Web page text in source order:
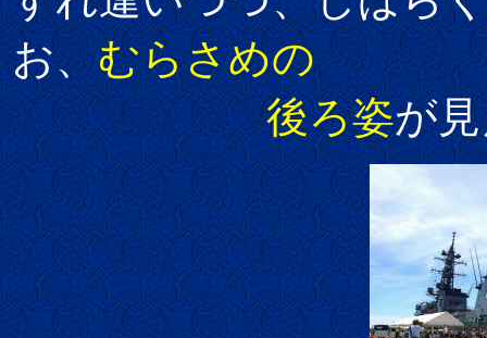
お、むらさめの
後ろ姿が